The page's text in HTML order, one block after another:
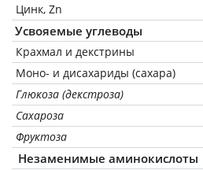
Цинк, Zn
Усвояемые углеводы
Крахмал и декстрины
Моно- и дисахариды (сахара)
Глюкоза (декстроза)
Сахароза
Фруктоза
Незаменимые аминокислоты